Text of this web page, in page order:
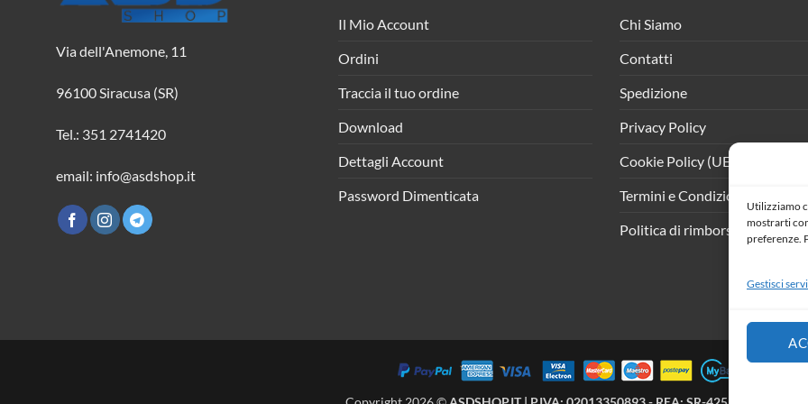
Utilizziamo
mostrarti
preferenze.
Gestisci
Via dell'Anemone, 11
96100 Siracusa (SR)
Tel.: 351 2741420
email: info@asdshop.it
Il Mio Account
Ordini
Traccia il tuo ordine
Download
Dettagli Account
Password Dimenticata
Chi Siamo
Contatti
Spedizione
Privacy Policy
Cookie Policy (UE)
Termini e Condizioni
Politica di rimborso e resi